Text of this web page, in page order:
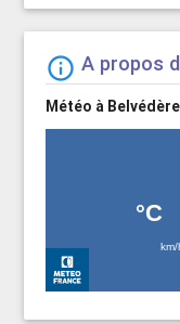
info_outline A propos
Météo à Belvédère